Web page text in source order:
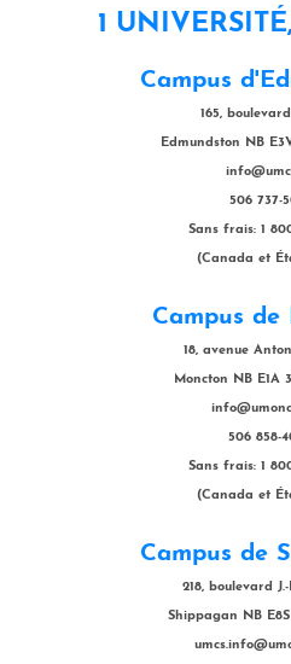
1
Campus
165,
Edmundston NB
506 737-
Sans frais: 1
(Canada et
Campus de
18, avenue
Moncton NB E1A
506 858-
Sans frais: 1
(Canada et
Campus de
218, boulevard
Shippagan NB